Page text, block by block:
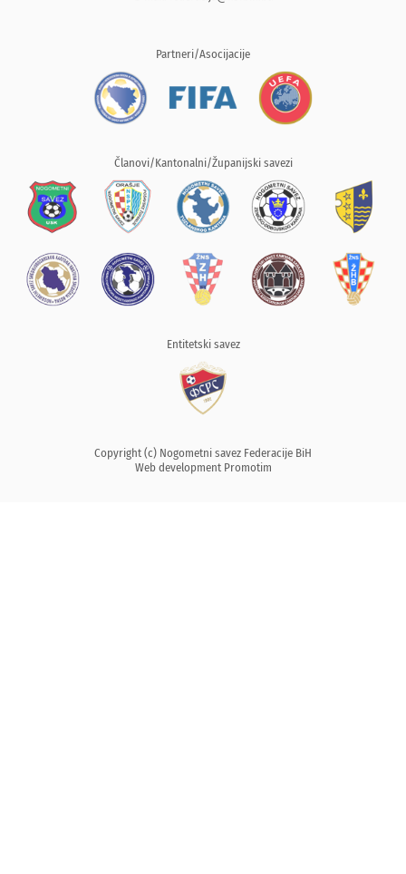
Partneri/Asocijacije
Članovi/Kantonalni/Županijski savezi
Entitetski savez
Copyright (c) Nogometni savez Federacije BiH
Web development Promotim